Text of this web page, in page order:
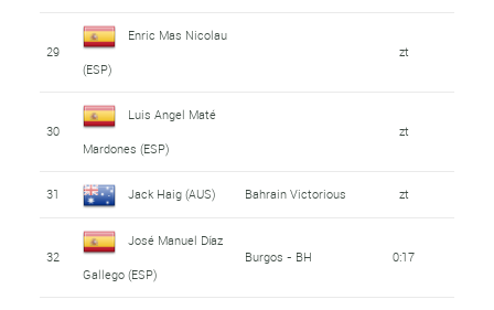
29
Enric Mas Nicolau
(ESP)
zt
30
Luis Angel Maté
Mardones (ESP)
zt
31 Jack Haig (AUS) Bahrain Victorious zt
32
José Manuel Díaz
Gallego (ESP)
Burgos - BH 0:17